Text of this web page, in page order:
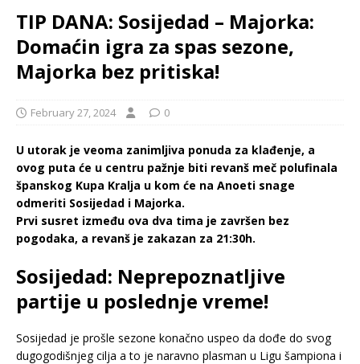
TIP DANA: Sosijedad – Majorka:
Domaćin igra za spas sezone,
Majorka bez pritiska!
February 27, 2024 0
U utorak je veoma zanimljiva ponuda za klađenje, a
ovog puta će u centru pažnje biti revanš meč polufinala
španskog Kupa Kralja u kom će na Anoeti snage
odmeriti Sosijedad i Majorka.
Prvi susret između ova dva tima je završen bez
pogodaka, a revanš je zakazan za 21:30h.
Sosijedad: Neprepoznatljive
partije u poslednje vreme!
Sosijedad je prošle sezone konačno uspeo da dođe do svog
dugogodišnjeg cilja a to je naravno plasman u Ligu šampiona i